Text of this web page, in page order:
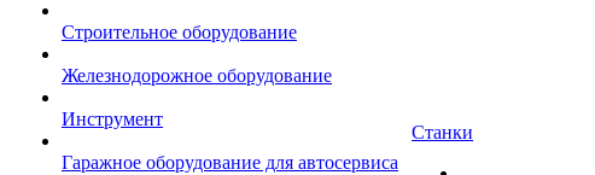
Строительное оборудование
Железнодорожное оборудование
Инструмент
Гаражное оборудование для автосервиса
Станки